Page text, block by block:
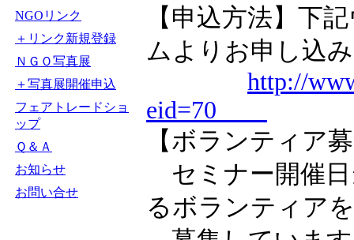
NGOリンク
＋リンク新規登録
ＮＧＯ写真展
＋写真展開催申込
フェアトレードショ
ップ
Ｑ＆Ａ
お知らせ
お問い合せ
【申込方法】下
ムよりお申し込
http://
eid=70
【ボランティア
セミナー開催日
るボランティアを